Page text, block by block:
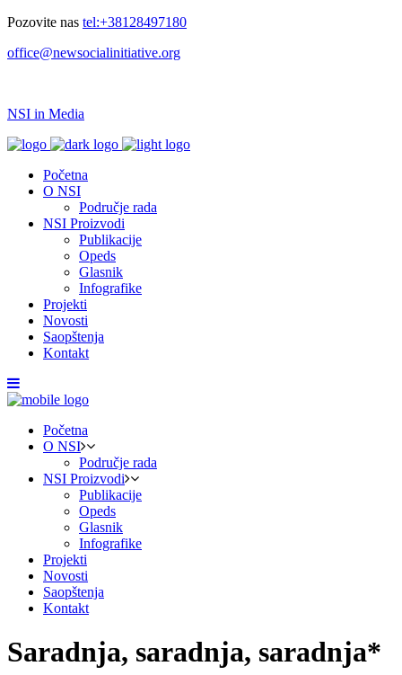
Pozovite nas tel:+38128497180
office@newsocialinitiative.org
NSI in Media
Početna
O NSI
Područje rada
NSI Proizvodi
Publikacije
Opeds
Glasnik
Infografike
Projekti
Novosti
Saopštenja
Kontakt
Početna
O NSI
Područje rada
NSI Proizvodi
Publikacije
Opeds
Glasnik
Infografike
Projekti
Novosti
Saopštenja
Kontakt
Saradnja, saradnja, saradnja*